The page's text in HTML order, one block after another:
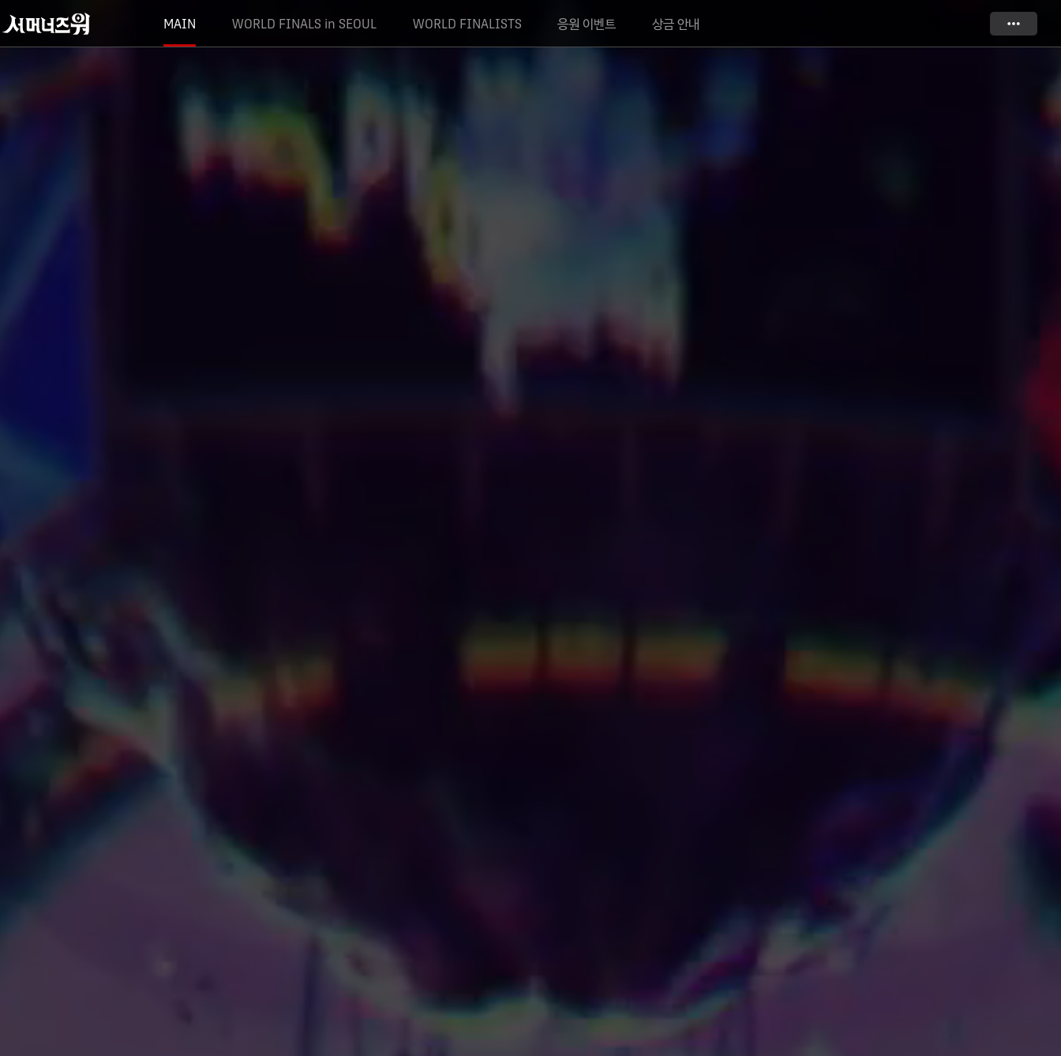
바로
이동
MAIN WORLD FINALS in SEOUL WORLD FINALISTS 응원 이벤트 상금 안내